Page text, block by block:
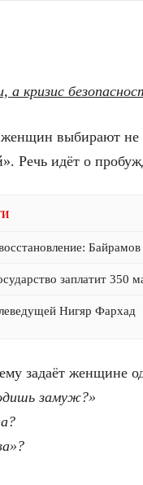
а кризис
выбирают не
Речь идёт о
заплатит 350
Нигяр Фархад
задаёт женщине
замуж?»